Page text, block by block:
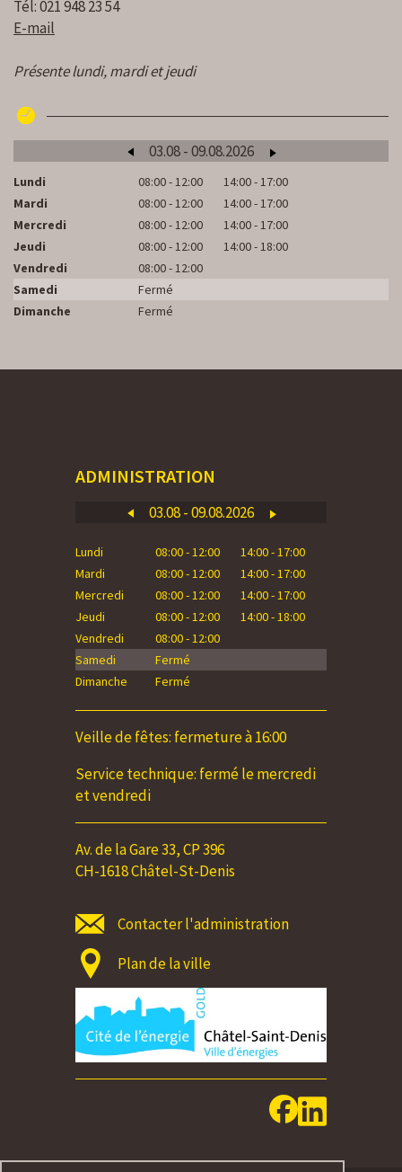
Tél: 021 948 23 54
E-mail
Présente lundi, mardi et jeudi
03.08 - 09.08.2026
Lundi 08:00 - 12:00
14:00 - 17:00
Mardi
08:00 - 12:00
14:00 - 17:00
Mercredi
08:00 - 12:00
14:00 - 17:00
Jeudi
08:00 - 12:00
14:00 - 18:00
Vendredi
08:00 - 12:00
Samedi
Fermé
Dimanche
Fermé
ADMINISTRATION
03.08 - 09.08.2026
Lundi 08:00 - 12:00
14:00 - 17:00
Mardi
08:00 - 12:00
14:00 - 17:00
Mercredi
08:00 - 12:00
14:00 - 17:00
Jeudi
08:00 - 12:00
14:00 - 18:00
Vendredi
08:00 - 12:00
Samedi
Fermé
Dimanche
Fermé
Veille de fêtes: fermeture à 16:00
Service technique: fermé le mercredi
et vendredi
Av. de la Gare 33, CP 396
CH-1618 Châtel-St-Denis
Contacter l'administration
Plan de la ville